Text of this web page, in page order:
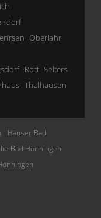
Oberlahr
Rott Selters
Thalhausen
Häuser Bad
Bad Hönningen